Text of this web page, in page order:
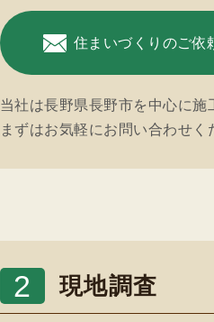
住まいづくりのご依
当社は長野県長野市を中心に施
まずはお気軽にお問い合わせく
2 現地調査